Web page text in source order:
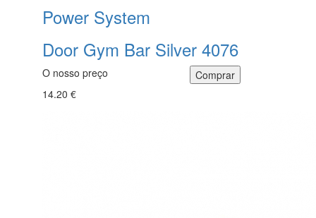
Power System
Door Gym Bar Silver 4076
O nosso preço
14.20 €